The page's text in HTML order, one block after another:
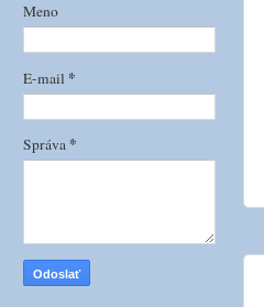
Meno
E-mail *
Správa *